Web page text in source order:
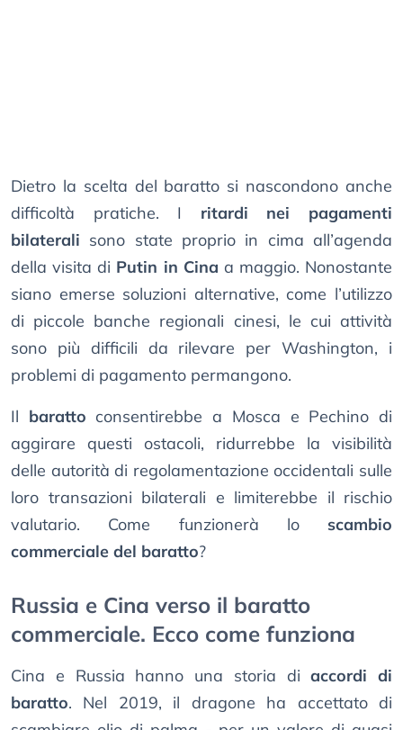
Dietro la scelta del baratto si nascondono anche
difficoltà pratiche. I ritardi nei pagamenti
bilaterali sono state proprio in cima all’agenda
della visita di Putin in Cina a maggio. Nonostante
siano emerse soluzioni alternative, come l’utilizzo
di piccole banche regionali cinesi, le cui attività
sono più difficili da rilevare per Washington, i
problemi di pagamento permangono.
Il baratto consentirebbe a Mosca e Pechino di
aggirare questi ostacoli, ridurrebbe la visibilità
delle autorità di regolamentazione occidentali sulle
loro transazioni bilaterali e limiterebbe il rischio
valutario. Come funzionerà lo scambio
commerciale del baratto?
Russia e Cina verso il baratto
commerciale. Ecco come funziona
Cina e Russia hanno una storia diaccordi di
baratto. Nel 2019, il dragone ha accettato di